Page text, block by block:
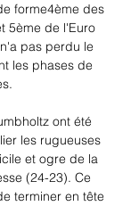
forme4ème des
5ème de l'Euro
pas perdu le
les phases de
ont été
les rugueuses
et ogre de la
(24-23). Ce
terminer en tête